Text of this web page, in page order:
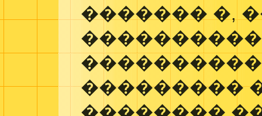
������� �,
���������
��������